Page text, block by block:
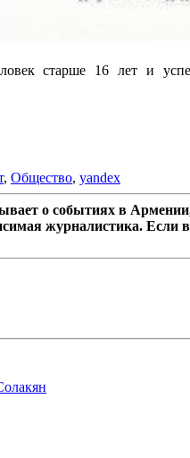
старше 16 лет и
, Общество, yandex
о событиях в
журналистика.